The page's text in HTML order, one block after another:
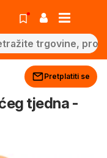
Pretplatiti se
tjedna -